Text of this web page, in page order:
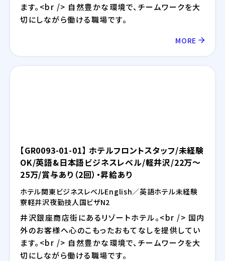
ます。<br /> 自然豊かな環境で、チームワークを大
切にしながら働ける職場です。
MORE
【GR0093-01-01】 ホテルフロントスタッフ/未経験
OK/英語&日本語ビジネスレベル/軽井沢/22万～
25万/賞与あり（2回）・昇給あり
ホテル関東 ビジネスレベルEnglish／英語ホテル未経験
寮軽井沢夜勤技人国ビザN2
井沢銀座商店街にあるリゾートホテル。<br /> 国内
外のお客様へ心のこもったおもてなしを提供してい
ます。<br /> 自然豊かな環境で、チームワークを大
切にしながら働ける職場です。